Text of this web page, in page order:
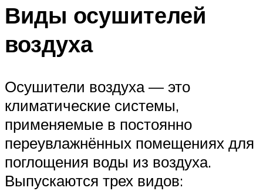
Виды осушителей
воздуха
Осушители воздуха — это
климатические системы,
применяемые в постоянно
переувлажнённых помещениях для
поглощения воды из воздуха.
Выпускаются трех видов: